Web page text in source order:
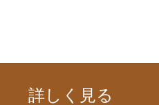
詳しく見る